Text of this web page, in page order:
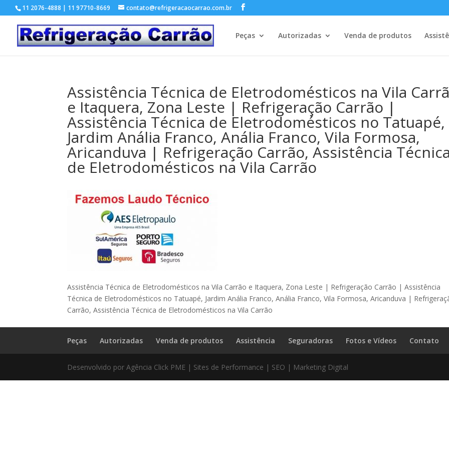
11 2076-4888 | 11 97710-8669 contato@refrigeracaocarrao.com.br
Peças Autorizadas Venda de produtos
Assistência Técnica de Eletrodomésticos na Vila
e Itaquera, Zona Leste | Refrigeração Carrão |
Assistência Técnica de Eletrodomésticos no Tatuapé,
Jardim Anália Franco, Anália Franco, Vila Formosa,
Aricanduva | Refrigeração Carrão, Assistência
de Eletrodomésticos na Vila Carrão
Assistência Técnica de Eletrodomésticos na Vila Carrão e Itaquera, Zona Leste | Refrigeração Carrão | Assistência
Técnica de Eletrodomésticos no Tatuapé, Jardim Anália Franco, Anália Franco, Vila Formosa, Aricanduva |
Carrão, Assistência Técnica de Eletrodomésticos na Vila Carrão
Peças Autorizadas Venda de produtos Assistência Seguradoras Fotos e Vídeos Contato
Desenvolvido por Agência Click PME | Sites de Performance | SEO | Marketing Digital